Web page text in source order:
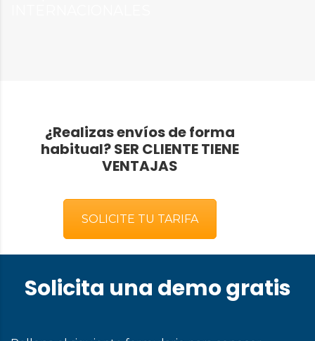
¿Realizas envíos de forma
habitual?SER CLIENTE TIENE
VENTAJAS
SOLICITE TU TARIFA
Solicita una demo gratis